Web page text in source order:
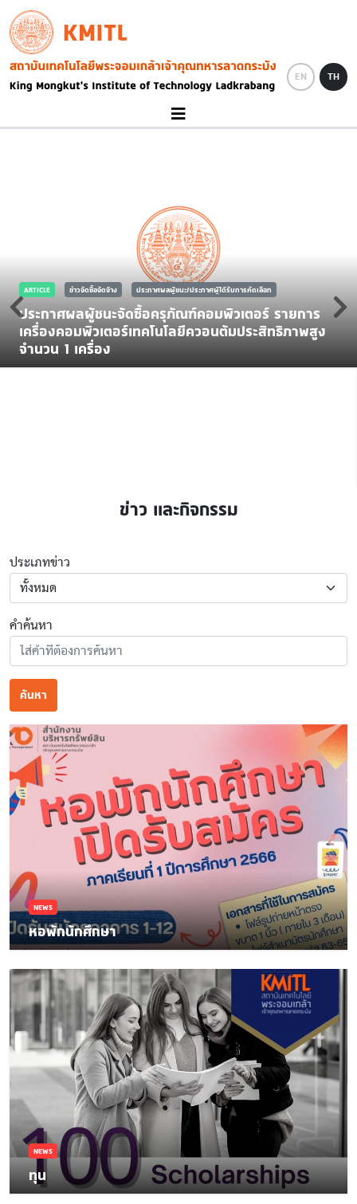
Skip to main content
KMITL
Image
EN TH
ARTICLE ข่าวจัดซื้อจัดจ้าง ประกาศผลผู้ชนะ/ประกาศผู้ได้รับการคัดเลือก
ประกาศผลผู้ชนะจัดซื้อครุภัณฑ์คอมพิวเตอร์ รายการ
เครื่องคอมพิวเตอร์เทคโนโลยีควอนตัมประสิทธิภาพสูง
จำนวน 1 เครื่อง
ข่าว และกิจกรรม
ประเภทข่าว
คำค้นหา
ค้นหา
NEWS
หอพักนักศึกษา
NEWS
ทุน